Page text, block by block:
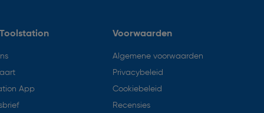
App
Voorwaarden
Algemene voorwaarden
Privacybeleid
Cookiebeleid
Recensies